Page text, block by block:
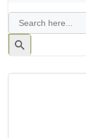
Search
for:
Search
Button